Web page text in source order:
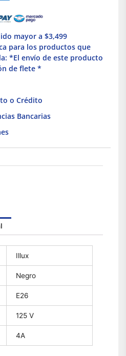
mayor a $3,499
para los productos que
*El envío de este producto
de flete *
o Crédito
Bancarias
Illux
Negro
E26
125 V
4A